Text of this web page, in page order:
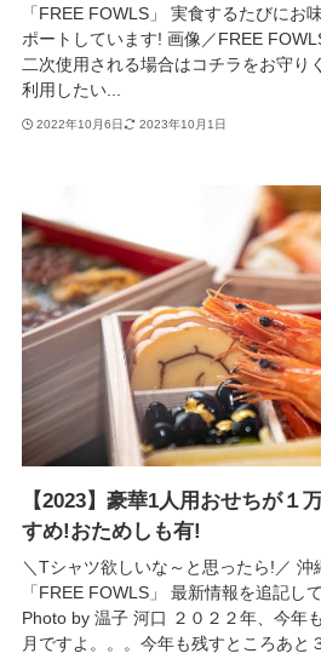
「FREE FOWLS」 実食するたびにお
ポートしています! 画像／FREE
二次使用される場合はコチラをお守り
利用したい...
2022年10月6日 2023年10月1日
【2023】豪華1人用おせちが１
すめ!おためしも有!
＼Tシャツ欲しいな～と思ったら!／
「FREE FOWLS」 最新情報を追記し
Photo by 温子 河口 ２０２２年、今年
月ですよ。。。今年も残すところあと